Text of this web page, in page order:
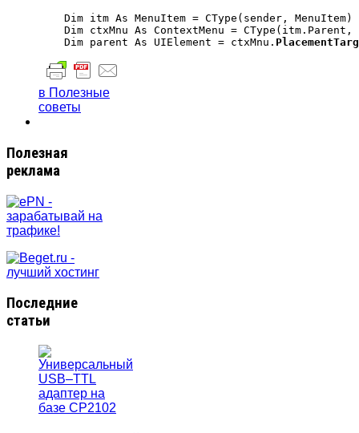
    Dim itm As MenuItem = CType(sender, MenuItem)
Dim ctxMnu As ContextMenu = CType(itm.Parent,
    Dim parent As UIElement = ctxMnu.
в Полезные
советы
Полезная
реклама
Последние
статьи